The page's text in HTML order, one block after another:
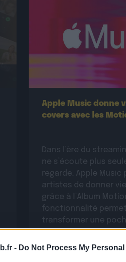
- Do Not Process My
Apple Music donne
covers avec les
Dans l’ère du
ne s’écoute plus
regarde. Apple Music
artistes de donner
grâce à l’Album
fonctionnalité
transformer une
en une œuvre
renforçant ainsi le